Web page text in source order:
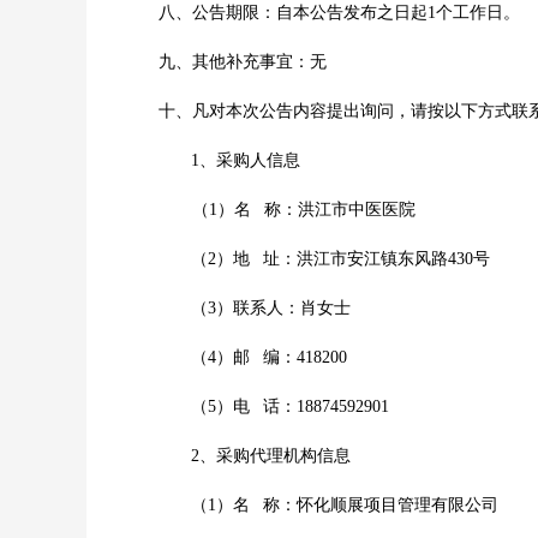
八、公告期限：自本公告发布之日起1个工作日。
九、其他补充事宜：无
十、凡对本次公告内容提出询问，请按以下方式联
1、采购人信息
（ 1）名 称：洪江市中医医院
（2）地 址：洪江市安江镇东风路430号
（3）联系人： 肖女士
（4）邮 编：418200
（5）电 话：18874592901
2、采购代理机构信息
（ 1）名 称：怀化顺展项目管理有限公司